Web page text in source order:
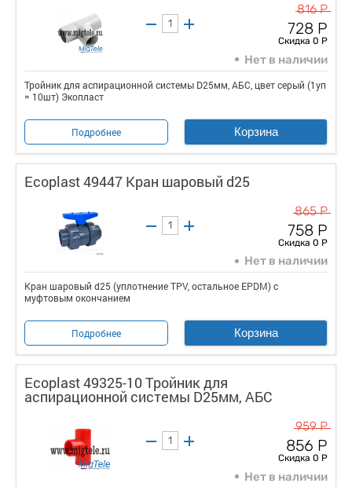
816 Р
728 Р
Скидка 0 Р
Нет в наличии
Тройник для аспирационной системы D25мм, АБС, цвет серый (1уп
= 10шт) Экопласт
Подробнее Корзина
Ecoplast 49447 Кран шаровый d25
865 Р
758 Р
Скидка 0 Р
Нет в наличии
Кран шаровый d25 (уплотнение TPV, остальное EPDM) с
муфтовым окончанием
Подробнее Корзина
Ecoplast 49325-10 Тройник для
аспирационной системы D25мм, АБС
959 Р
856 Р
Скидка 0 Р
Нет в наличии